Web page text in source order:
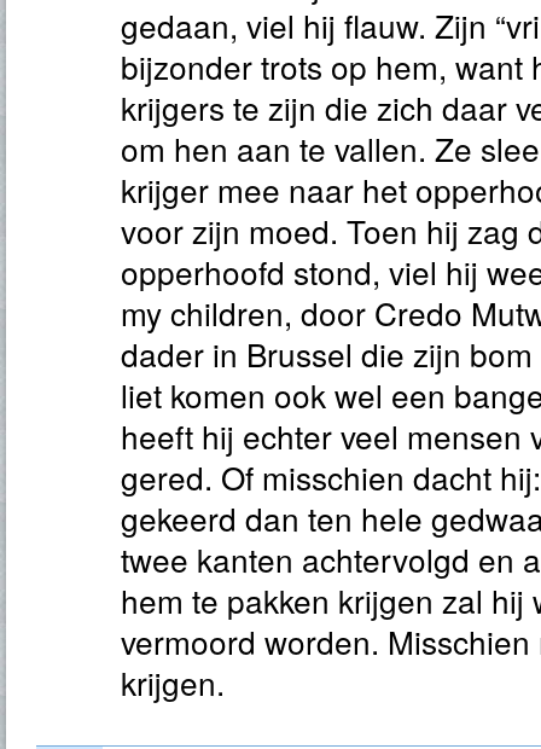
gedaan, viel hij flauw. Zijn
bijzonder trots op hem, want
krijgers te zijn die zich daar
om hen aan te vallen. Ze
krijger mee naar het
voor zijn moed. Toen hij zag
opperhoofd stond, viel hij
my children, door Credo
dader in Brussel die zijn
liet komen ook wel een
heeft hij echter veel mensen
gered. Of misschien dacht
gekeerd dan ten hele
twee kanten achtervolgd en
hem te pakken krijgen zal hij
vermoord worden.
krijgen.